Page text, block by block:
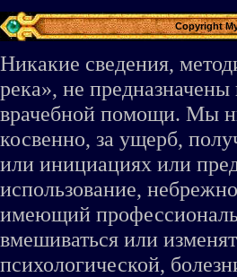
Copyright
Никакие сведения,
река», не
врачебной помощи. Мы
косвенно, за ущерб,
или инициациях или
использование,
имеющий
вмешиваться или
психологической,